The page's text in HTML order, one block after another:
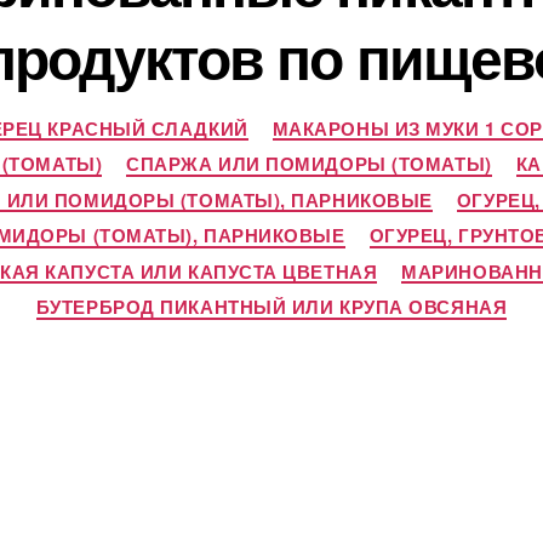
по
КРАСНЫЙ СЛАДКИЙ
МАКАРОНЫ ИЗ МУКИ 1
СПАРЖА ИЛИ ПОМИДОРЫ (ТОМАТЫ)
ИЛИ ПОМИДОРЫ (ТОМАТЫ), ПАРНИКОВЫЕ
(ТОМАТЫ), ПАРНИКОВЫЕ
ОГУРЕЦ,
КАПУСТА ИЛИ КАПУСТА ЦВЕТНАЯ
БУТЕРБРОД ПИКАНТНЫЙ ИЛИ КРУПА ОВСЯНАЯ